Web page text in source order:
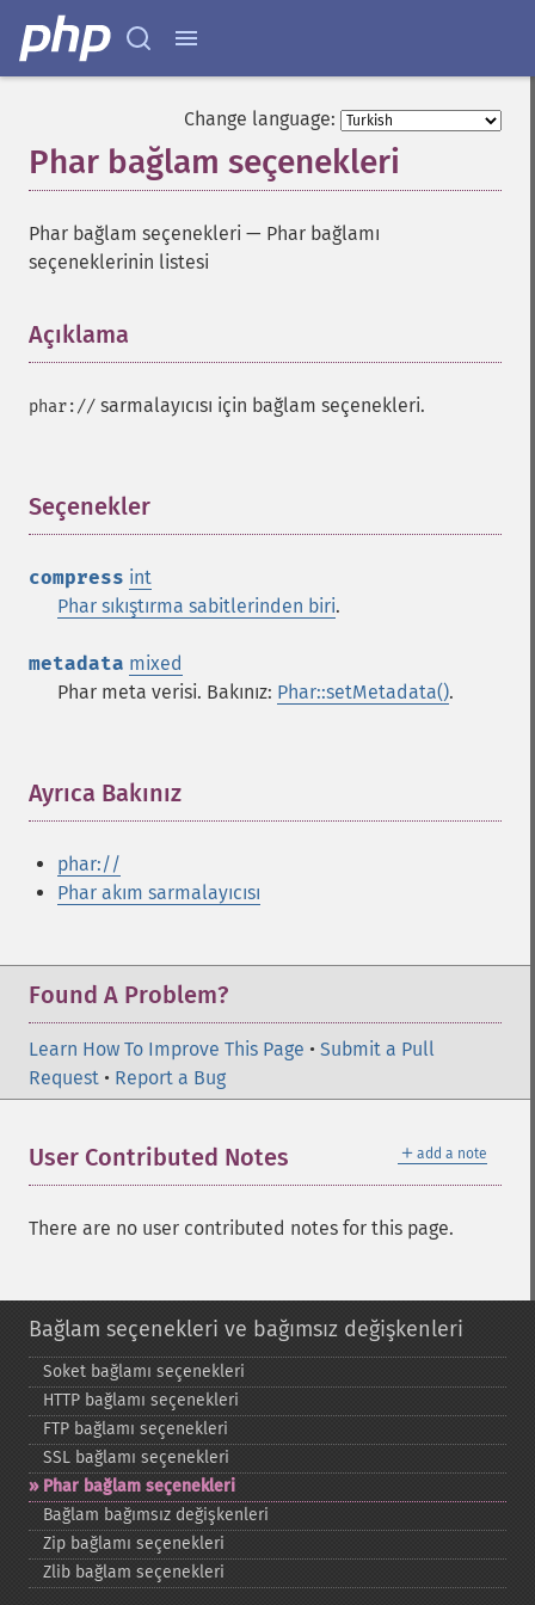
Change language:
Phar bağlam seçenekleri
Phar bağlam seçenekleri — Phar bağlamı
seçeneklerinin listesi
Açıklama
phar:// sarmalayıcısı için bağlam seçenekleri.
Seçenekler
compress int
Phar sıkıştırma sabitlerinden biri.
metadata mixed
Phar meta verisi. Bakınız: Phar::setMetadata().
Ayrıca Bakınız
phar://
Phar akım sarmalayıcısı
Found A Problem?
Learn How To Improve This Page • Submit a Pull
Request • Report a Bug
＋ add a note
User Contributed Notes
There are no user contributed notes for this page.
Bağlam seçenekleri ve bağımsız değişkenleri
Soket bağlamı seçenekleri
HTTP bağlamı seçenekleri
FTP bağlamı seçenekleri
SSL bağlamı seçenekleri
Phar bağlam seçenekleri
Bağlam bağımsız değişkenleri
Zip bağlamı seçenekleri
Zlib bağlam seçenekleri